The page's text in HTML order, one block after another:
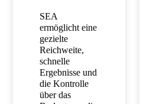
SEA
ermöglicht eine
gezielte
Reichweite,
schnelle
Ergebnisse und
die Kontrolle
über das